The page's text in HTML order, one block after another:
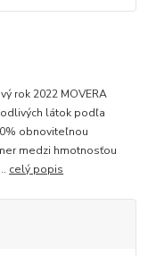
rok 2022 MOVERA
látok podľa
obnoviteľnou
medzi hmotnosťou
celý popis